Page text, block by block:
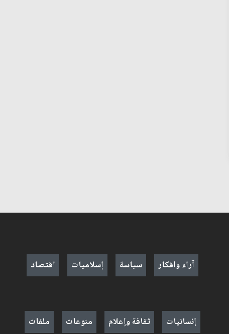
آراء وافكار سياسة إسلاميات اقتصاد
إنسانيات ثقافة وإعلام منوعات ملفات